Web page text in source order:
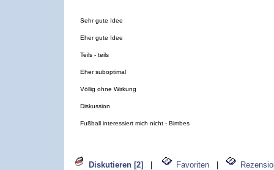
Sehr gute Idee
Eher gute Idee
Teils - teils
Eher suboptimal
Völlig ohne Wirkung
Diskussion
Fußball interessiert mich nicht - Bimbes
Diskutieren [2] Favoriten